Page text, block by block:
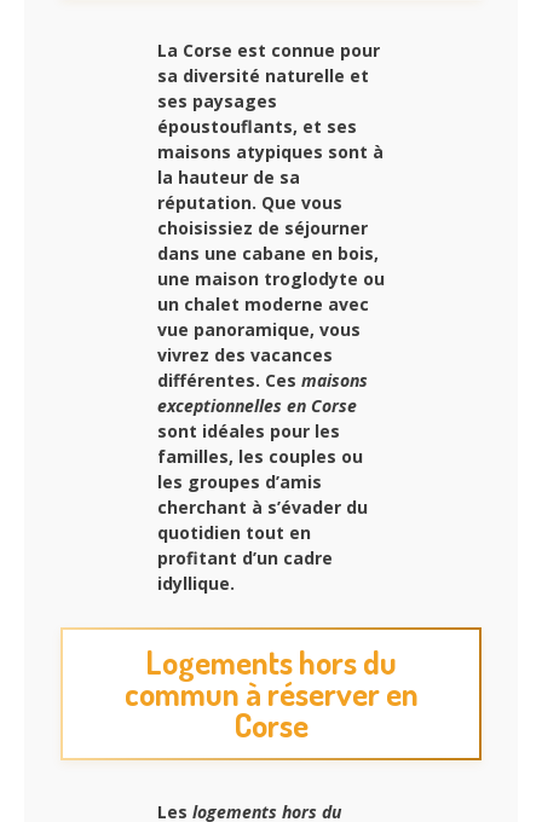
La Corse est connue pour
sa diversité naturelle et
ses paysages
époustouflants, et ses
maisons atypiques sont à
la hauteur de sa
réputation. Que vous
choisissiez de séjourner
dans une cabane en bois,
une maison troglodyte ou
un chalet moderne avec
vue panoramique, vous
vivrez des vacances
différentes. Ces maisons
exceptionnelles en Corse
sont idéales pour les
familles, les couples ou
les groupes d’amis
cherchant à s’évader du
quotidien tout en
profitant d’un cadre
idyllique.
Logements hors du
commun à réserver en
Corse
Les logements hors du